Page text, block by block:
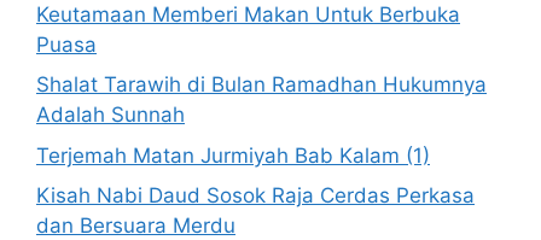
Keutamaan Memberi Makan Untuk Berbuka
Puasa
Shalat Tarawih di Bulan Ramadhan Hukumnya
Adalah Sunnah
Terjemah Matan Jurmiyah Bab Kalam (1)
Kisah Nabi Daud Sosok Raja Cerdas Perkasa
dan Bersuara Merdu